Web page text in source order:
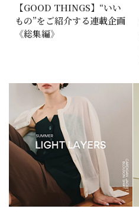
【GOOD THINGS】“いい
もの”をご紹介する連載企画
《総集編》